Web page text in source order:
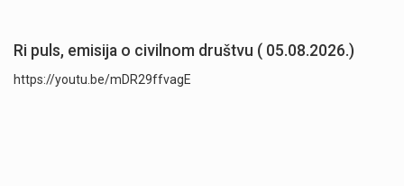
Ri puls, emisija o civilnom društvu ( 05.08.2026.)
https://youtu.be/mDR29ffvagE